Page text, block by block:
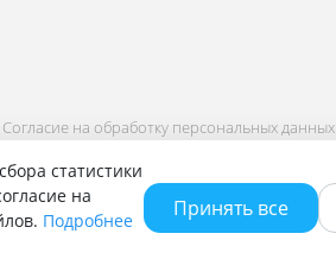
статистики
на
Подробнее
Принять все
Согласие на обработку персональных данных